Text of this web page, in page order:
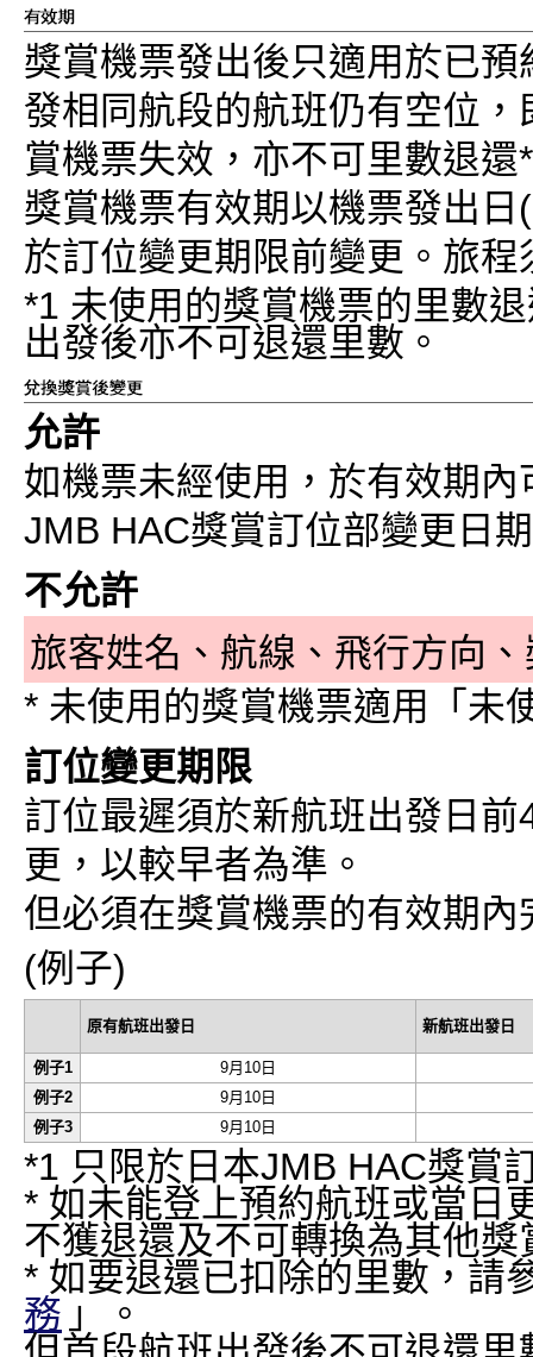
獎賞機票發出後只適用於已
發相同航段的航班仍有空位
賞機票失效，亦不可里數退
獎賞機票有效期以機票發出
於訂位變更期限前變更。旅
*1 未使用的獎賞機票的里數
出發後亦不可退還里數。
允許
如機票未經使用，於有效期
JMB HAC獎賞訂位部變更日
不允許
旅客姓名、航線、飛行方向
* 未使用的獎賞機票適用「未
訂位變更期限
訂位最遲須於新航班出發日
更，以較早者為準。
但必須在獎賞機票的有效期內
(例子)
原有航班出發日 新航班出發日
例子1
9月10日
例子2
9月10日
例子3
9月10日
*1 只限於日本JMB HAC獎賞
* 如未能登上預約航班或當日
不獲退還及不可轉換為其他獎
* 如要退還已扣除的里數，請
務 」。